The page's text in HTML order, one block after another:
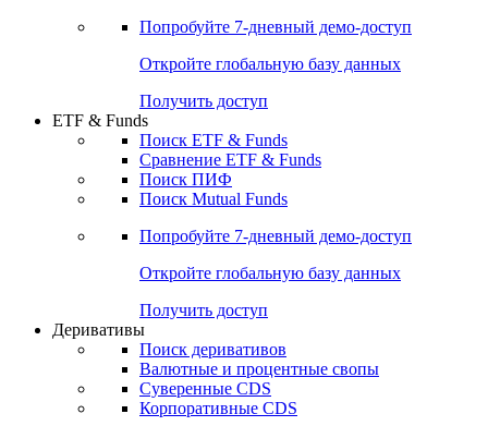
Попробуйте 7-дневный демо-доступ
Откройте глобальную базу данных
Получить доступ
ETF & Funds
Поиск ETF & Funds
Сравнение ETF & Funds
Поиск ПИФ
Поиск Mutual Funds
Попробуйте 7-дневный демо-доступ
Откройте глобальную базу данных
Получить доступ
Деривативы
Поиск деривативов
Валютные и процентные свопы
Суверенные CDS
Корпоративные CDS